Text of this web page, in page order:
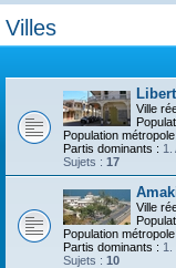
Villes
Ville
Population métropole
Partis dominants : 1.
Sujets : 17
Ville
Population métropole
Partis dominants : 1.
Sujets : 10